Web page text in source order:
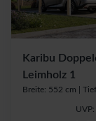
Karibu
Leimholz 1
Breite: 552 cm |
UVP: